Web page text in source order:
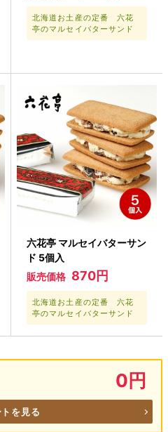
北海道お土産の定番 六花
亭のマルセイバターサンド
六花亭 マルセイバターサン
ド 5個入
販売価格 870円
北海道お土産の定番 六花
亭のマルセイバターサンド
0円
を見る